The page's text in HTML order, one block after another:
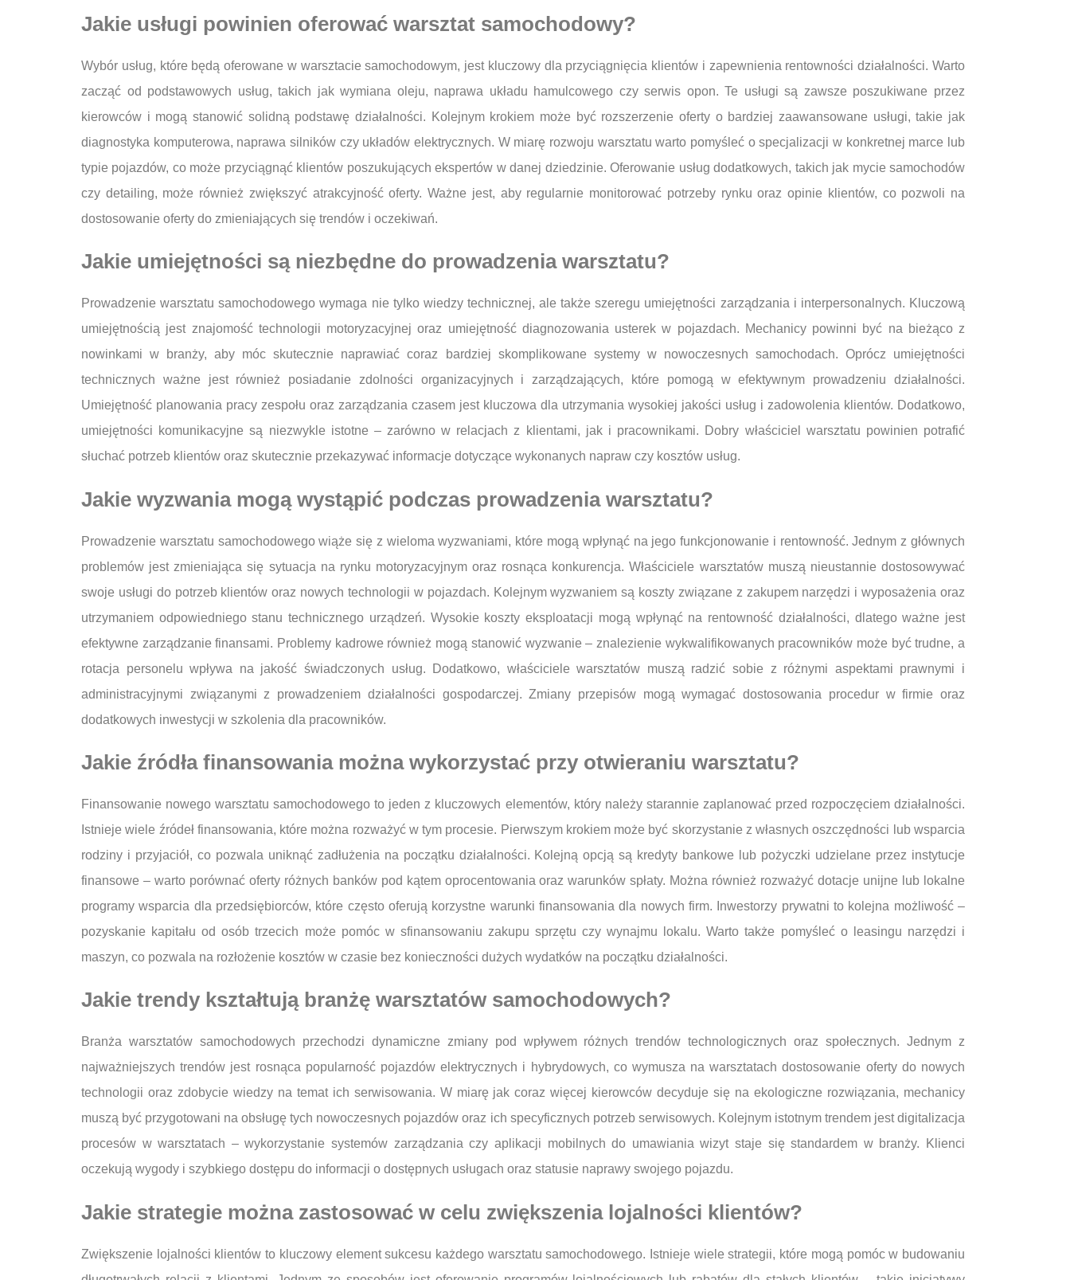
Jakie usługi powinien oferować warsztat samochodowy?
Wybór usług, które będą oferowane w warsztacie samochodowym, jest kluczowy dla przyciągnięcia klientów i zapewnienia rentowności działalności. Warto
zacząć od podstawowych usług, takich jak wymiana oleju, naprawa układu hamulcowego czy serwis opon. Te usługi są zawsze poszukiwane przez
kierowców i mogą stanowić solidną podstawę działalności. Kolejnym krokiem może być rozszerzenie oferty o bardziej zaawansowane usługi, takie jak
diagnostyka komputerowa, naprawa silników czy układów elektrycznych. W miarę rozwoju warsztatu warto pomyśleć o specjalizacji w konkretnej marce lub
typie pojazdów, co może przyciągnąć klientów poszukujących ekspertów w danej dziedzinie. Oferowanie usług dodatkowych, takich jak mycie samochodów
czy detailing, może również zwiększyć atrakcyjność oferty. Ważne jest, aby regularnie monitorować potrzeby rynku oraz opinie klientów, co pozwoli na
dostosowanie oferty do zmieniających się trendów i oczekiwań.
Jakie umiejętności są niezbędne do prowadzenia warsztatu?
Prowadzenie warsztatu samochodowego wymaga nie tylko wiedzy technicznej, ale także szeregu umiejętności zarządzania i interpersonalnych. Kluczową
umiejętnością jest znajomość technologii motoryzacyjnej oraz umiejętność diagnozowania usterek w pojazdach. Mechanicy powinni być na bieżąco z
nowinkami w branży, aby móc skutecznie naprawiać coraz bardziej skomplikowane systemy w nowoczesnych samochodach. Oprócz umiejętności
technicznych ważne jest również posiadanie zdolności organizacyjnych i zarządzających, które pomogą w efektywnym prowadzeniu działalności.
Umiejętność planowania pracy zespołu oraz zarządzania czasem jest kluczowa dla utrzymania wysokiej jakości usług i zadowolenia klientów. Dodatkowo,
umiejętności komunikacyjne są niezwykle istotne – zarówno w relacjach z klientami, jak i pracownikami. Dobry właściciel warsztatu powinien potrafić
słuchać potrzeb klientów oraz skutecznie przekazywać informacje dotyczące wykonanych napraw czy kosztów usług.
Jakie wyzwania mogą wystąpić podczas prowadzenia warsztatu?
Prowadzenie warsztatu samochodowego wiąże się z wieloma wyzwaniami, które mogą wpłynąć na jego funkcjonowanie i rentowność. Jednym z głównych
problemów jest zmieniająca się sytuacja na rynku motoryzacyjnym oraz rosnąca konkurencja. Właściciele warsztatów muszą nieustannie dostosowywać
swoje usługi do potrzeb klientów oraz nowych technologii w pojazdach. Kolejnym wyzwaniem są koszty związane z zakupem narzędzi i wyposażenia oraz
utrzymaniem odpowiedniego stanu technicznego urządzeń. Wysokie koszty eksploatacji mogą wpłynąć na rentowność działalności, dlatego ważne jest
efektywne zarządzanie finansami. Problemy kadrowe również mogą stanowić wyzwanie – znalezienie wykwalifikowanych pracowników może być trudne, a
rotacja personelu wpływa na jakość świadczonych usług. Dodatkowo, właściciele warsztatów muszą radzić sobie z różnymi aspektami prawnymi i
administracyjnymi związanymi z prowadzeniem działalności gospodarczej. Zmiany przepisów mogą wymagać dostosowania procedur w firmie oraz
dodatkowych inwestycji w szkolenia dla pracowników.
Jakie źródła finansowania można wykorzystać przy otwieraniu warsztatu?
Finansowanie nowego warsztatu samochodowego to jeden z kluczowych elementów, który należy starannie zaplanować przed rozpoczęciem działalności.
Istnieje wiele źródeł finansowania, które można rozważyć w tym procesie. Pierwszym krokiem może być skorzystanie z własnych oszczędności lub wsparcia
rodziny i przyjaciół, co pozwala uniknąć zadłużenia na początku działalności. Kolejną opcją są kredyty bankowe lub pożyczki udzielane przez instytucje
finansowe – warto porównać oferty różnych banków pod kątem oprocentowania oraz warunków spłaty. Można również rozważyć dotacje unijne lub lokalne
programy wsparcia dla przedsiębiorców, które często oferują korzystne warunki finansowania dla nowych firm. Inwestorzy prywatni to kolejna możliwość –
pozyskanie kapitału od osób trzecich może pomóc w sfinansowaniu zakupu sprzętu czy wynajmu lokalu. Warto także pomyśleć o leasingu narzędzi i
maszyn, co pozwala na rozłożenie kosztów w czasie bez konieczności dużych wydatków na początku działalności.
Jakie trendy kształtują branżę warsztatów samochodowych?
Branża warsztatów samochodowych przechodzi dynamiczne zmiany pod wpływem różnych trendów technologicznych oraz społecznych. Jednym z
najważniejszych trendów jest rosnąca popularność pojazdów elektrycznych i hybrydowych, co wymusza na warsztatach dostosowanie oferty do nowych
technologii oraz zdobycie wiedzy na temat ich serwisowania. W miarę jak coraz więcej kierowców decyduje się na ekologiczne rozwiązania, mechanicy
muszą być przygotowani na obsługę tych nowoczesnych pojazdów oraz ich specyficznych potrzeb serwisowych. Kolejnym istotnym trendem jest digitalizacja
procesów w warsztatach – wykorzystanie systemów zarządzania czy aplikacji mobilnych do umawiania wizyt staje się standardem w branży. Klienci
oczekują wygody i szybkiego dostępu do informacji o dostępnych usługach oraz statusie naprawy swojego pojazdu.
Jakie strategie można zastosować w celu zwiększenia lojalności klientów?
Zwiększenie lojalności klientów to kluczowy element sukcesu każdego warsztatu samochodowego. Istnieje wiele strategii, które mogą pomóc w budowaniu